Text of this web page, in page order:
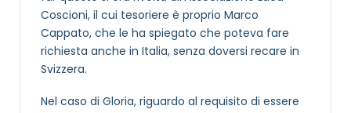
Coscioni, il cui tesoriere è proprio Marco
Cappato, che le ha spiegato che poteva fare
richiesta anche in Italia, senza doversi recare in
Svizzera.
Nel caso di Gloria, riguardo al requisito di essere